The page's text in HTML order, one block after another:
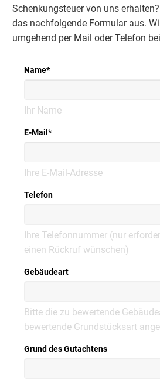
Schenkungsteuer von uns
das nachfolgende Formular aus.
umgehend per Mail oder Telefon
Name*
Ihr Name
E-Mail *
Ihre E-Mail-Adresse
Telefon
Ihre Telefonnummer (nur
einen Rückruf wünschen)
Gebäudeart
Bitte die zu bewertende
bewertende Grundstücksart
Grund des Gutachtens